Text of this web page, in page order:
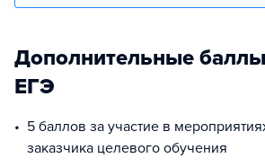
Дополнительные
ЕГЭ
5 баллов за участие в
заказчика целевого обучения